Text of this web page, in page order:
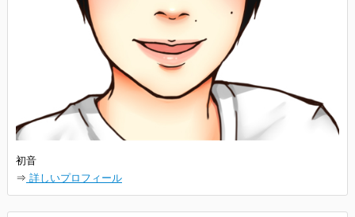
初音
⇒ 詳しいプロフィール